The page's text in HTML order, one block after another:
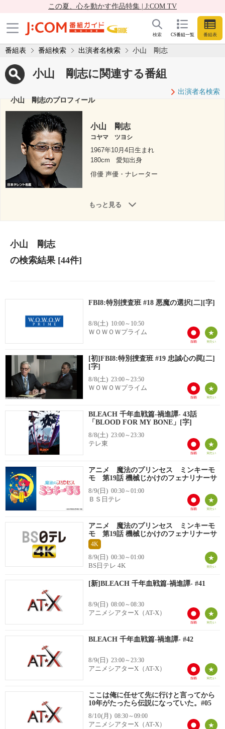
この夏、心を動かす作品特集 | J:COM TV
CS番組一覧 番組表
検索
番組表 番組検索 出演者名検索 小山 剛志
小山 剛志に関連する番組
出演者名検索
小山 剛志のプロフィール
小山 剛志
コヤマ ツヨシ
1967年10月4日生まれ
180cm
愛知出身
俳優 声優・ナレーター
もっと見る
小山 剛志
の検索結果[44件]
FBI8:特別捜査班 #18 悪魔の選択[二][字]
8/8(土) 10:00～10:50
ＷＯＷＯＷプライム
[初]FBI8:特別捜査班 #19 忠誠心の罠[二]
[字]
8/8(土) 23:00～23:50
ＷＯＷＯＷプライム
BLEACH 千年血戦篇-禍進譚- 43話
「BLOOD FOR MY BONE」[字]
8/8(土) 23:00～23:30
テレ東
アニメ 魔法のプリンセス ミンキーモ
モ 第19話 機械じかけのフェナリナーサ
8/9(日) 00:30～01:00
ＢＳ日テレ
アニメ 魔法のプリンセス ミンキーモ
モ 第19話 機械じかけのフェナリナーサ
4K
8/9(日) 00:30～01:00
BS日テレ 4K
[新]BLEACH 千年血戦篇-禍進譚- #41
8/9(日) 08:00～08:30
アニメシアターX（AT-X）
BLEACH 千年血戦篇-禍進譚- #42
8/9(日) 23:00～23:30
アニメシアターX（AT-X）
ここは俺に任せて先に行けと言ってから
10年がたったら伝説になっていた。#05
8/10(月) 08:30～09:00
アニメシアターX（AT-X）